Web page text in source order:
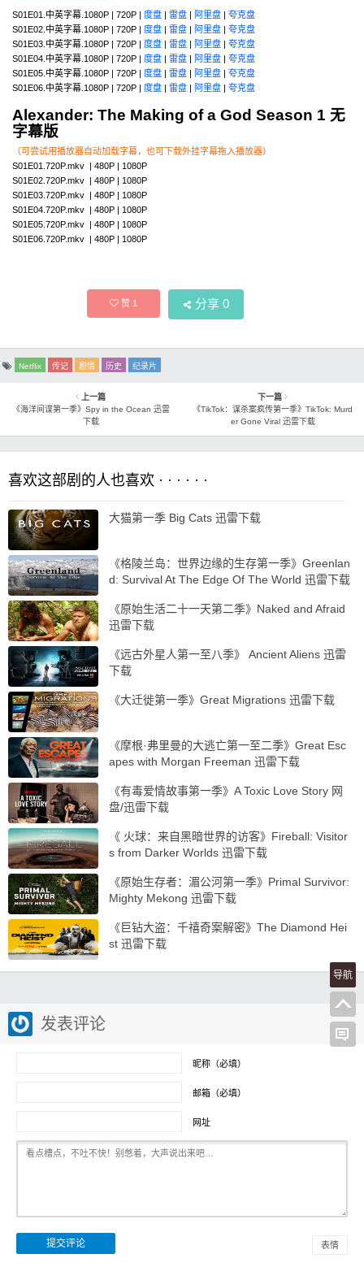
S01E01.中英字幕.1080P | 720P | 度盘 | 雷盘 | 阿里盘 | 夸克盘
S01E02.中英字幕.1080P | 720P | 度盘 | 雷盘 | 阿里盘 | 夸克盘
S01E03.中英字幕.1080P | 720P | 度盘 | 雷盘 | 阿里盘 | 夸克盘
S01E04.中英字幕.1080P | 720P | 度盘 | 雷盘 | 阿里盘 | 夸克盘
S01E05.中英字幕.1080P | 720P | 度盘 | 雷盘 | 阿里盘 | 夸克盘
S01E06.中英字幕.1080P | 720P | 度盘 | 雷盘 | 阿里盘 | 夸克盘
Alexander: The Making of a God Season 1 无
字幕版
（可尝试用播放器自动加载字幕，也可下载外挂字幕拖入播放器）
S01E01.720P.mkv | 480P | 1080P
S01E02.720P.mkv | 480P | 1080P
S01E03.720P.mkv | 480P | 1080P
S01E04.720P.mkv | 480P | 1080P
S01E05.720P.mkv | 480P | 1080P
S01E06.720P.mkv | 480P | 1080P
赞1 分享 0
Netflix 传记 剧情 历史 纪录片
上一篇
《海洋间谍第一季》Spy in the Ocean 迅雷
下载
下一篇
《TikTok：谋杀案疯传第一季》TikTok: Murd
er Gone Viral 迅雷下载
喜欢这部剧的人也喜欢 · · · · · ·
大猫第一季 Big Cats 迅雷下载
《格陵兰岛：世界边缘的生存第一季》Greenlan
d: Survival At The Edge Of The World 迅雷下载
《原始生活二十一天第二季》Naked and Afraid
迅雷下载
《远古外星人第一至八季》 Ancient Aliens 迅雷
下载
《大迁徙第一季》Great Migrations 迅雷下载
《摩根·弗里曼的大逃亡第一至二季》Great Esc
apes with Morgan Freeman 迅雷下载
《有毒爱情故事第一季》A Toxic Love Story 网
盘/迅雷下载
《 火球：来自黑暗世界的访客》Fireball: Visitor
s from Darker Worlds 迅雷下载
《原始生存者：湄公河第一季》Primal Survivor:
Mighty Mekong 迅雷下载
《巨钻大盗：千禧奇案解密》The Diamond Hei
st 迅雷下载
发表评论
昵称（必填）
邮箱（必填）
网址
表情
导航